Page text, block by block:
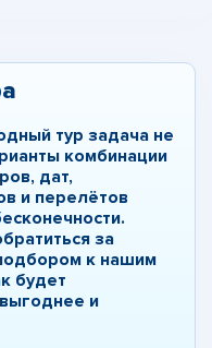
тур задача не
комбинации
дат,
и перелётов
за
к нашим
будет
и